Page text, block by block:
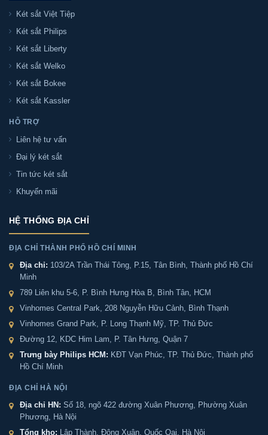
Két sắt Kassler KL55-H8-BG giá bao nhiêu?
Két sắt Kassler KL55-H8-BG có màu gì?
Kích thước ngoài Két sắt Kassler KL55-H8-BG là
Két sắt Kassler KL55-H8-BG có dễ sử dụng
không?
Pin Két sắt Kassler KL55-H8-BG dùng được bao
lâu?
Hết pin Két sắt Kassler KL55-H8-BG có mở khóa
Két sắt Kassler KL55-H8-BG có phù hợp với gia
đình không?
Két sắt Kassler KL55-H8-BG có sẵn ở Sài Gòn
không?
Địa chỉ mua Két sắt Kassler KL55-H8-BG chính
hãng tại Sài Gòn và Hà Nội?
Cách phân biệt Két sắt Kassler KL55-H8-BG
Két sắt Việt Tiệp
Két sắt Philips
Két sắt Liberty
Két sắt Welko
Két sắt Bokee
Két sắt Kassler
HỖ TRỢ
Liên hệ tư vấn
Đại lý két sắt
Tin tức két sắt
Khuyến mãi
HỆ THỐNG ĐỊA CHỈ
ĐỊA CHỈ THÀNH PHỐ HỒ CHÍ MINH
Địa chỉ: 103/2A Trần Thái Tông, P.15, Tân Bình, Thành phố Hồ Chí
Minh
789 Liên khu 5-6, P. Bình Hưng Hòa B, Bình Tân, HCM
Vinhomes Central Park, 208 Nguyễn Hữu Cảnh, Bình Thạnh
Vinhomes Grand Park, P. Long Thạnh Mỹ, TP. Thủ Đức
Đường 12, KDC Him Lam, P. Tân Hưng, Quận 7
Trưng bày Philips HCM: KĐT Vạn Phúc, TP. Thủ Đức, Thành phố
Hồ Chí Minh
ĐỊA CHỈ HÀ NỘI
Địa chỉ HN: Số 18, ngõ 422 đường Xuân Phương, Phường Xuân
Phương, Hà Nội
Tổng kho: Lập Thành, Đông Xuân, Quốc Oai, Hà Nội